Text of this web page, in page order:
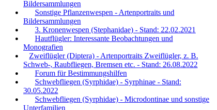
Bildersammlungen
Sonstige Pflanzenwespen - Artenportraits und
Bildersammlungen
3. Kronenwespen (Stephanidae) - Stand: 22.02.2021
Hautflügler: Interessante Beobachtungen und
Monografien
Zweiflügler (Diptera) - Artenportraits Zweiflügler, z. B.
Schweb-, Raubfliegen, Bremsen etc. - Stand: 26.08.2022
Forum für Bestimmungshilfen
Schwebfliegen (Syrphidae) - Syrphinae - Stand:
30.05.2022
Schwebfliegen (Syrphidae) - Microdontinae und sonstige
Unterfamilien